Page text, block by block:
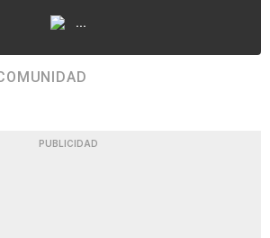
...
PUBLICIDAD